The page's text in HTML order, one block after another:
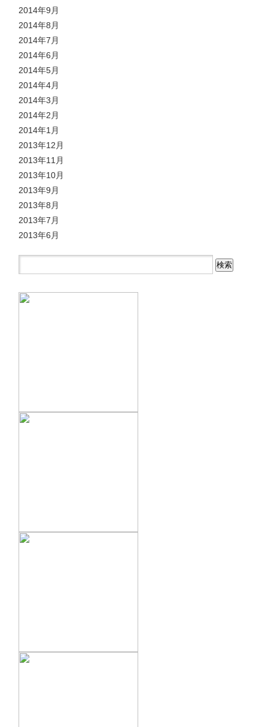
2014年9月
2014年8月
2014年7月
2014年6月
2014年5月
2014年4月
2014年3月
2014年2月
2014年1月
2013年12月
2013年11月
2013年10月
2013年9月
2013年8月
2013年7月
2013年6月